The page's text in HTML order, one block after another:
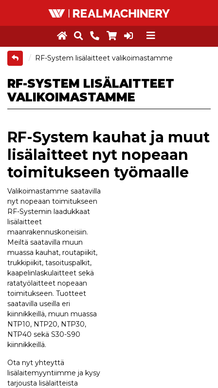
RF-System lisälaitteet valikoimastamme
RF-SYSTEM LISÄLAITTEET
VALIKOIMASTAMME
RF-System kauhat ja muut
lisälaitteet nyt nopeaan
toimitukseen työmaalle
Valikoimastamme saatavilla
nyt nopeaan toimitukseen
RF-Systemin laadukkaat
lisälaitteet
maanrakennuskoneisiin.
Meiltä saatavilla muun
muassa kauhat, routapiikit,
trukkipiikit, tasoituspalkit,
kaapelinlaskulaitteet sekä
ratatyölaitteet nopeaan
toimitukseen. Tuotteet
saatavilla useilla eri
kiinnikkeillä, muun muassa
NTP10, NTP20, NTP30,
NTP40 sekä S30-S90
kiinnikkeillä.
Ota nyt yhteyttä
lisälaitemyyntiimme ja kysy
tarjousta lisälaitteista